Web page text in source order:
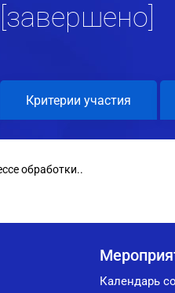
[завершено]
Критерии участия
обработки..
Календарь